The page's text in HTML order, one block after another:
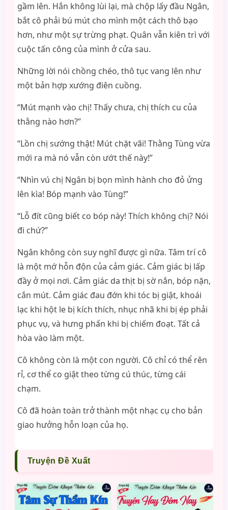
gầm lên. Hắn không lùi lại, mà chộp lấy đầu Ngân,
bắt cô phải bú mút cho mình một cách thô bạo
hơn, như một sự trừng phạt. Quân vẫn kiên trì với
cuộc tấn công của mình ở cửa sau.
Những lời nói chồng chéo, thô tục vang lên như
một bản hợp xướng điên cuồng.
“Mút mạnh vào chị! Thấy chưa, chị thích cu của
thằng nào hơn?”
“Lồn chị sướng thật! Mút chặt vãi! Thằng Tùng vừa
mới ra mà nó vẫn còn ướt thế này!”
“Nhìn vú chị Ngân bị bọn mình hành cho đỏ ửng
lên kìa! Bóp mạnh vào Tùng!”
“Lỗ đít cũng biết co bóp này! Thích không chị? Nói
đi chứ?”
Ngân không còn suy nghĩ được gì nữa. Tâm trí cô
là một mớ hỗn độn của cảm giác. Cảm giác bị lấp
đầy ở mọi nơi. Cảm giác da thịt bị sờ nắn, bóp nặn,
cắn mút. Cảm giác đau đớn khi tóc bị giật, khoái
lạc khi hột le bị kích thích, nhục nhã khi bị ép phải
phục vụ, và hưng phấn khi bị chiếm đoạt. Tất cả
hòa vào làm một.
Cô không còn là một con người. Cô chỉ có thể rên
rỉ, cơ thể co giật theo từng cú thúc, từng cái
chạm.
Cô đã hoàn toàn trở thành một nhạc cụ cho bản
giao hưởng hỗn loạn của họ.
Truyện Đề Xuất